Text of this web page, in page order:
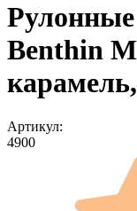
Benthin
Артикул:
4900